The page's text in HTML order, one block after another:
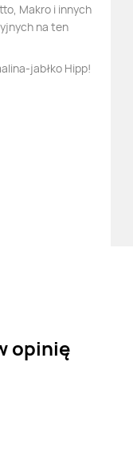
Makro i innych
na ten
jabłko Hipp!
opinię